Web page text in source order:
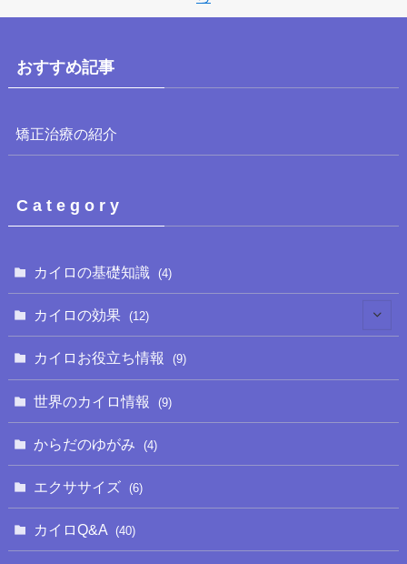
おすすめ記事
矯正治療の紹介
C a t e g o r y
カイロの基礎知識 (4)
カイロの効果 (12)
(2)
(3)
カイロお役立ち情報 (9)
世界のカイロ情報 (9)
からだのゆがみ (4)
エクササイズ (6)
カイロQ&A (40)